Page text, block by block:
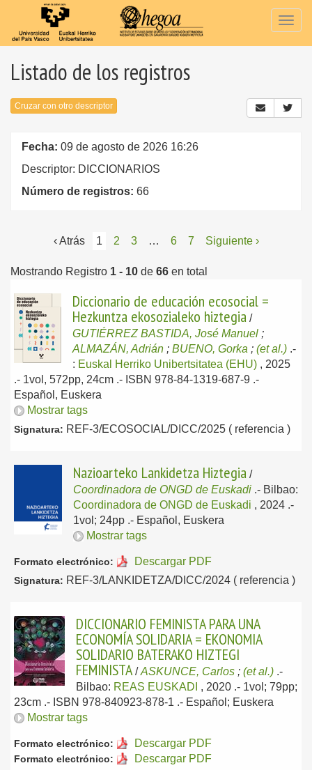
Listado de los registros
Cruzar con otro descriptor
Fecha: 09 de agosto de 2026 16:26
Descriptor: DICCIONARIOS
Número de registros: 66
‹ Atrás 1 2 3 … 6 7 Siguiente ›
Mostrando Registro 1 - 10 de 66 en total
Diccionario de educación ecosocial =
Hezkuntza ekosozialeko hiztegia /
GUTIÉRREZ BASTIDA, José Manuel ;
ALMAZÁN, Adrián ; BUENO, Gorka ; (et al.) .-
: Euskal Herriko Unibertsitatea (EHU) , 2025
.- 1vol, 572pp, 24cm .- ISBN 978-84-1319-687-9 .-
Español, Euskera
Mostrar tags
Signatura: REF-3/ECOSOCIAL/DICC/2025 ( referencia )
Nazioarteko Lankidetza Hiztegia /
Coordinadora de ONGD de Euskadi .- Bilbao:
Coordinadora de ONGD de Euskadi , 2024 .-
1vol; 24pp .- Español, Euskera
Mostrar tags
Formato electrónico: Descargar PDF
Signatura: REF-3/LANKIDETZA/DICC/2024 ( referencia )
DICCIONARIO FEMINISTA PARA UNA
ECONOMÍA SOLIDARIA = EKONOMIA
SOLIDARIO BATERAKO HIZTEGI
FEMINISTA /ASKUNCE, Carlos ; (et al.) .-
Bilbao: REAS EUSKADI , 2020 .- 1vol; 79pp;
23cm .- ISBN 978-840923-878-1 .- Español; Euskera
Mostrar tags
Formato electrónico: Descargar PDF
Formato electrónico: Descargar PDF